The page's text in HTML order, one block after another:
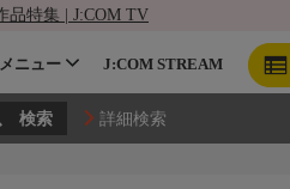
品特集 | J:COM TV
ニュー J:COM STREAM
詳細検索